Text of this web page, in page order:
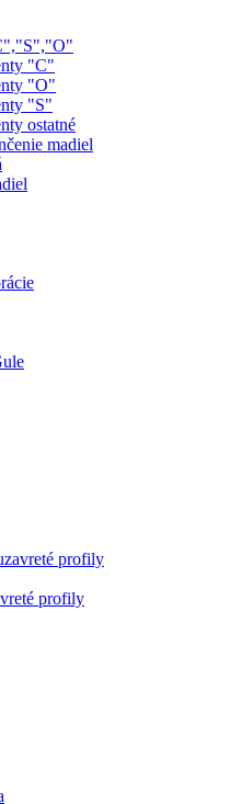
"C"
"O"
"S"
ostatné
madiel
profily
profily